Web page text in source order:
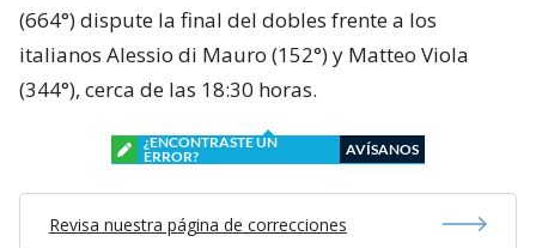
(664°) dispute la final del dobles frente a los
italianos Alessio di Mauro (152°) y Matteo Viola
(344°), cerca de las 18:30 horas.
¿ENCONTRASTE UN
ERROR?
AVÍSANOS
Revisa nuestra página de correcciones